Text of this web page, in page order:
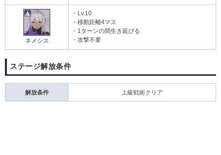
ネメシス
・Lv.10
・移動距離4マス
・1ターンの間生き延びる
・攻撃不要
ステージ解放条件
解放条件 上級戦術クリア